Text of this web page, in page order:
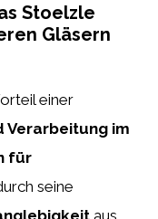
Stoelzle
Gläsern
einer
Verarbeitung im
für
seine
aus,